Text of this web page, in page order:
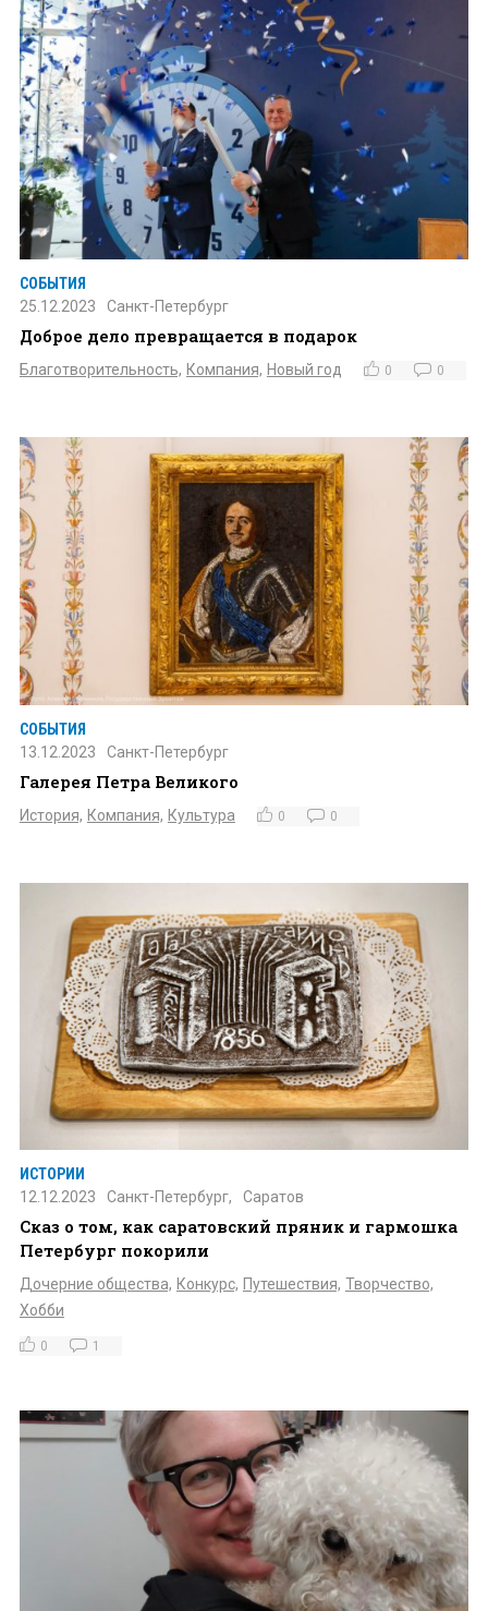
СОБЫТИЯ
25.12.2023
Санкт-Петербург
Доброе дело превращается в подарок
Благотворительность, Компания, Новый год 0 0
СОБЫТИЯ
13.12.2023
Санкт-Петербург
Галерея Петра Великого
История, Компания, Культура 0 0
ИСТОРИИ
12.12.2023
Санкт-Петербург, Саратов
Сказ о том, как саратовский пряник и гармошка
Петербург покорили
Дочерние общества, Конкурс, Путешествия, Творчество,
Хобби
0 1